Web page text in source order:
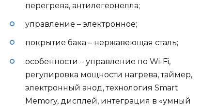
перегрева, антилегеонелла;
управление – электронное;
покрытие бака – нержавеющая сталь;
особенности – управление по Wi-Fi,
регулировка мощности нагрева, таймер,
электронный анод, технология Smart
Memory, дисплей, интеграция в «умный